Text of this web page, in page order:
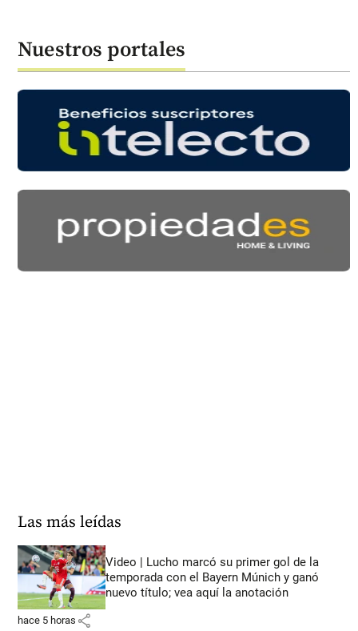
Nuestros portales
Las más leídas
Video | Lucho marcó su primer gol de la
temporada con el Bayern Múnich y ganó
nuevo título; vea aquí la anotación
hace 5 horas share